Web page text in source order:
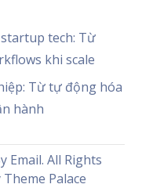
tech: Từ
khi scale
Từ tự động hóa
hành
Email. All Rights
Theme Palace